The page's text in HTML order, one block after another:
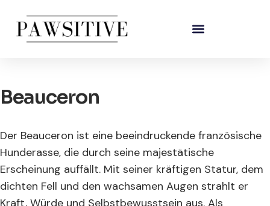
Beauceron
Der Beauceron ist eine beeindruckende französische
Hunderasse, die durch seine majestätische
Erscheinung auffällt. Mit seiner kräftigen Statur, dem
dichten Fell und den wachsamen Augen strahlt er
Kraft, Würde und Selbstbewusstsein aus. Als